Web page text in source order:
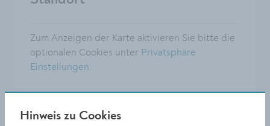
Zum Anzeigen der Karte aktivieren Sie bitte die
optionalen Cookies unter Privatsphäre
Einstellungen.
Hinweis zu Cookies